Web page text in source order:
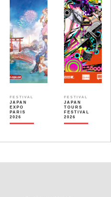
FESTIVAL
JAPAN
EXPO
PARIS
2026
FESTIVAL
JAPAN
TOURS
FESTIVAL
2026